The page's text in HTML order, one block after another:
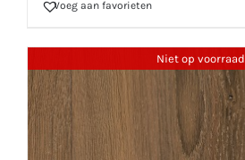
Voeg aan favorieten
Niet op voorraad